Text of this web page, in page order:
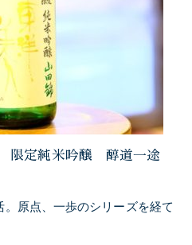
限定純米吟醸 醇道一途
原点、一歩のシリーズを経て